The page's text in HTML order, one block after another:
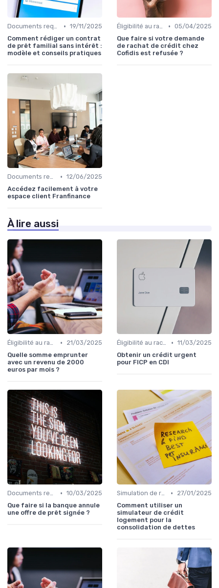
Documents requis et démarches • 19/11/2025
Comment rédiger un contrat
de prêt familial sans intérêt :
modèle et conseils pratiques
Éligibilité au rachat de crédit • 05/04/2025
Que faire si votre demande
de rachat de crédit chez
Cofidis est refusée ?
Documents requis et démarches • 12/06/2025
Accédez facilement à votre
espace client Franfinance
À lire aussi
Éligibilité au rachat de crédit •
21/03/2025
Quelle somme emprunter
avec un revenu de 2000
euros par mois ?
Éligibilité au rachat de crédit • 11/03/2025
Obtenir un crédit urgent
pour FICP en CDI
Documents requis et démarches • 10/03/2025
Que faire si la banque annule
une offre de prêt signée ?
Simulation de rachat de crédit •
27/01/2025
Comment utiliser un
simulateur de crédit
logement pour la
consolidation de dettes